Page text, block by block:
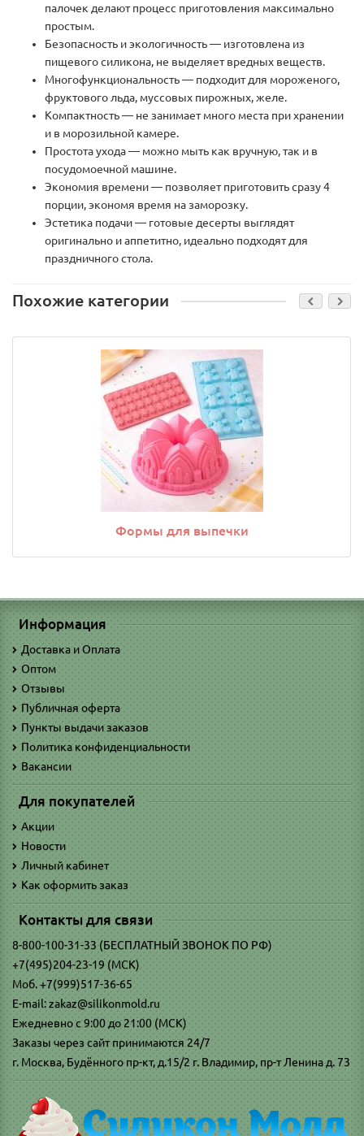
палочек делают процесс приготовления максимально
простым.
Безопасность и экологичность — изготовлена из
пищевого силикона, не выделяет вредных веществ.
Многофункциональность — подходит для мороженого,
фруктового льда, муссовых пирожных, желе.
Компактность — не занимает много места при хранении
и в морозильной камере.
Простота ухода — можно мыть как вручную, так и в
посудомоечной машине.
Экономия времени — позволяет приготовить сразу 4
порции, экономя время на заморозку.
Эстетика подачи — готовые десерты выглядят
оригинально и аппетитно, идеально подходят для
праздничного стола.
Похожие категории
Формы для выпечки
Информация
Доставка и Оплата
Оптом
Отзывы
Публичная оферта
Пункты выдачи заказов
Политика конфиденциальности
Вакансии
Для покупателей
Акции
Новости
Личный кабинет
Как оформить заказ
Контакты для связи
8-800-100-31-33 (БЕСПЛАТНЫЙ ЗВОНОК ПО РФ)
+7(495)204-23-19 (МСК)
Моб. +7(999)517-36-65
E-mail: zakaz@silikonmold.ru
Ежедневно с 9:00 до 21:00 (МСК)
Заказы через сайт принимаются 24/7
г. Москва, Будённого пр-кт, д.15/2 г. Владимир, пр-т Ленина д. 73